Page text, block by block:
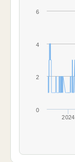
2024
0
2
4
6